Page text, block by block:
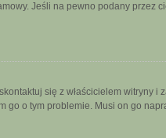
Jeśli na pewno podany przez
się z właścicielem
go o tym problemie. Musi on go